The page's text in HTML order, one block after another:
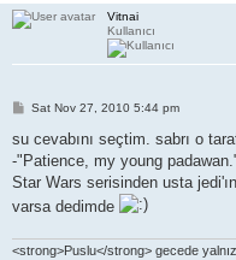
Vitnai
Kullanıcı
P
s
Sat Nov 27, 2010 5:44 pm
su cevabını seçtim. sabrı o
-"Patience, my young
Star Wars serisinden usta
varsa dedimde
<strong>Puslu</strong> gecede